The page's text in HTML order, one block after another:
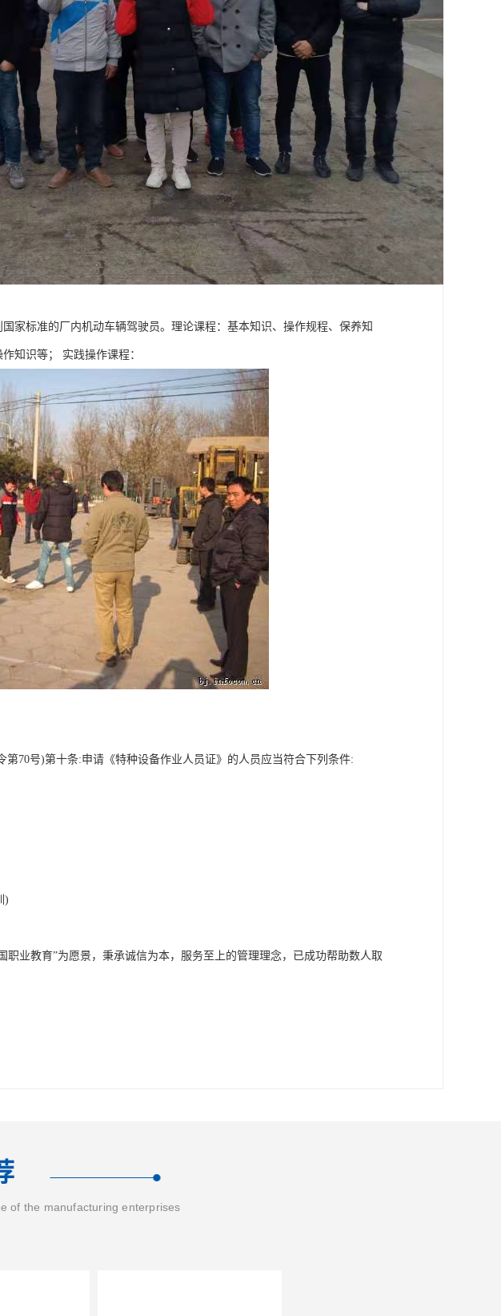
家标准的厂内机动车辆驾驶员。理论课程：基本知识、操作规程、保养知
知识等； 实践操作课程：
70号)第十条:申请《特种设备作业人员证》的人员应当符合下列条件:
)
业教育”为愿景，秉承诚信为本，服务至上的管理理念，已成功帮助数人取
of the manufacturing enterprises